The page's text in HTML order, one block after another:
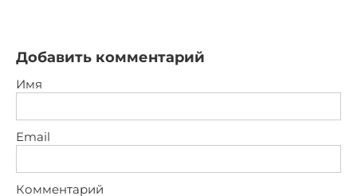
Добавить комментарий
Имя
Email
Комментарий